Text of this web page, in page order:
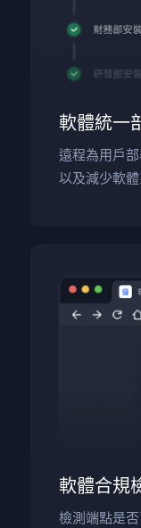
軟體統一
遠程為用戶
以及減少軟
軟體合規
檢測端點是